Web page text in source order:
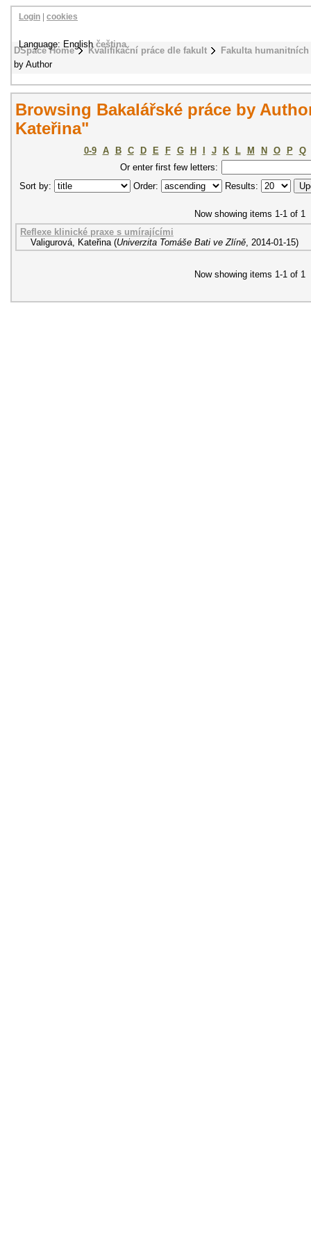
DSpace Home Kvalifikační práce dle fakult
Fakulta
by Author
Login cookies
Language: Englishčeština
Browsing Bakalářské práce by
Kateřina"
0-9 A B C D E F G H J K L M N O P
Q
Or enter first few letters:
Sort by:
Order: Results:
Now showing items 1-1 of 1
Reflexe klinické praxe s umírajícími
Valigurová, Kateřina (Univerzita Tomáše Bati ve Zlíně, 2014-01-15)
Now showing items 1-1 of 1